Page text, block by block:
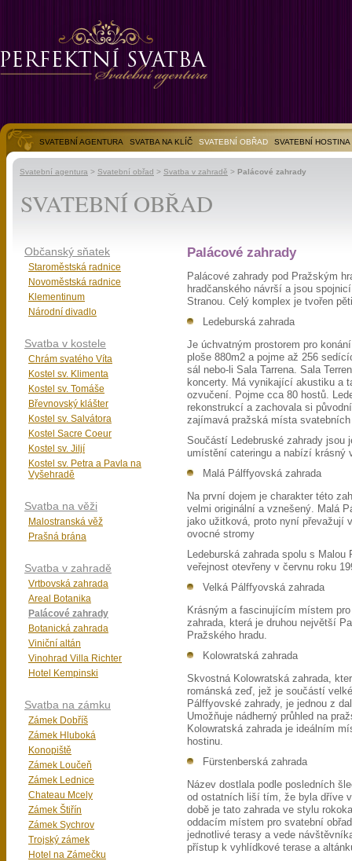
SVATEBNÍ AGENTURA SVATBA NA KLÍČ SVATEBNÍ OBŘAD
SVATEBNÍ HOSTINA
SVATEBNÍ FOTOGALERIE
Svatební agentura > Svatební obřad > Svatba v zahradě > Palácové zahrady
SVATEBNÍ OBŘAD
Palácové zahrady
Palácové zahrady pod Pražským
hradčanského návrší a jsou
Stranou. Celý komplex je tvořen
Ledeburská zahrada
Je úchvatným prostorem pro
ploše 880m2 a pojme až 256
sál nebo-li Sala Tarrena. Sala
koncerty. Má vynikající akustiku a
ozvučení. Pojme cca 80 hostů.
rekonstrukcí a zachovala si
zajímavá pražská místa svatebních
Součástí Ledebruské zahrady jsou
umístění cateringu a nabízí krásný
Malá Pálffyovská zahrada
Na první dojem je charakter této
velmi originální a vznešený. Malá
jako užitková, proto nyní převažují
ovocné stromy
Ledeburská zahrada spolu s
veřejnost otevřeny v červnu roku
Velká Pálffyovská zahrada
Krásným a fascinujícím místem
zahrada, která je druhou největší
Pražského hradu.
Kolowratská zahrada
Skvostná Kolowratská zahrada,
románská zeď, jež je součástí
Pálffyovské zahrady, je jednou z
Umožňuje nádherný průhled na
Kolowratská zahrada je ideálním
hostinu.
Fürstenberská zahrada
Název dostlala podle posledních
od ostatních liší tím, že byla dříve
době je tato zahrada ve stylu
oddacím místem pro svatební
jednotlivé terasy a vede
přístup k vyhlídkové terase a
Občanský sňatek
Staroměstská radnice
Novoměstská radnice
Klementinum
Národní divadlo
Svatba v kostele
Chrám svatého Víta
Kostel sv. Klimenta
Kostel sv. Tomáše
Břevnovský klášter
Kostel sv. Salvátora
Kostel Sacre Coeur
Kostel sv. Jiljí
Kostel sv. Petra a Pavla na
Vyšehradě
Svatba na věži
Malostranská věž
Prašná brána
Svatba v zahradě
Vrtbovská zahrada
Areal Botanika
Palácové zahrady
Botanická zahrada
Viniční altán
Vinohrad Villa Richter
Hotel Kempinski
Svatba na zámku
Zámek Dobříš
Zámek Hluboká
Konopiště
Zámek Loučeň
Zámek Lednice
Chateau Mcely
Zámek Štiřín
Zámek Sychrov
Trojský zámek
Hotel na Zámečku